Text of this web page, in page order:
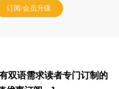
订阅/会员升级
双语需求读者专门订制的